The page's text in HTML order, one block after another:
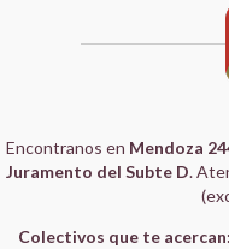
Encontranos en Mendoza
Juramento del Subte D.
Colectivos que te acercan: